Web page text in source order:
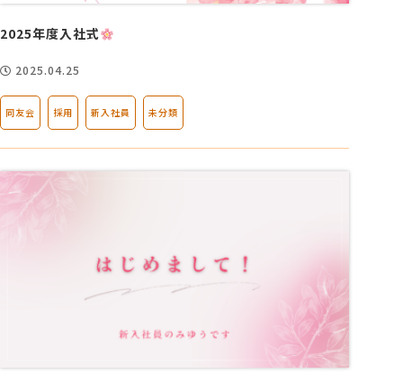
2025年度入社式
2025.04.25
同友会 採用 新入社員 未分類